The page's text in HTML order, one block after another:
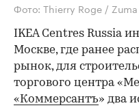
Фото: Thierry Roge / Zuma
IKEA Centres Russia
Москве, где ранее
рынок, для
торгового центра
«Коммерсантъ» два